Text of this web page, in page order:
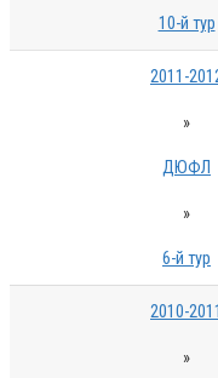
10-й тур
2011-
»
ДЮФЛ
»
6-й тур
2010-2011
»